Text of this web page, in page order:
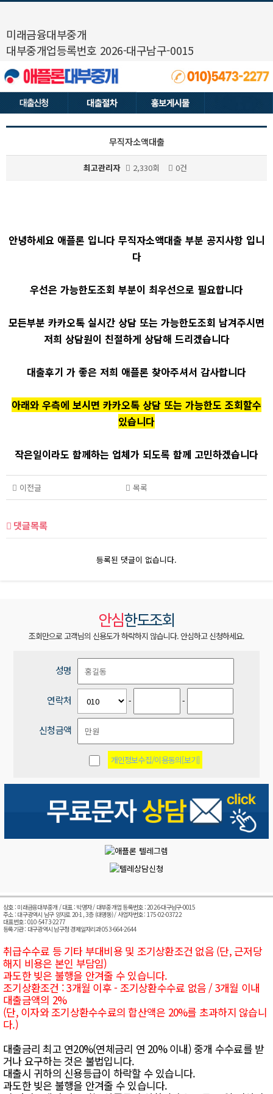
미래금융대부중개
대부중개업등록번호 2026-대구남구-0015
무직자소액대출
최고관리자 2,330회 0건
안녕하세요 애플론 입니다 무직자소액대출 부분 공지사항 입니
다
우선은 가능한도조회 부분이 최우선으로 필요합니다
모든부분 카카오톡 실시간 상담 또는 가능한도조회 남겨주시면
저희 상담원이 친절하게 상담해 드리겠습니다
대출후기 가 좋은 저희 애플론 찾아주셔서 감사합니다
아래와 우측에 보시면 카카오톡 상담 또는 가능한도 조회할수
있습니다
작은일이라도 함께하는 업체가 되도록 함께 고민하겠습니다
이전글 목록
댓글목록
등록된 댓글이 없습니다.
안심한도조회
조회만으로 고객님의 신용도가 하락하지 않습니다. 안심하고 신청하세요.
성명
연락처 - -
신청금액
개인정보수집/이용동의[보기]
상호 : 미래금융대부중개 / 대표 : 박명자 / 대부중개업 등록번호 : 2026-대구남구-0015
주소 : 대구광역시 남구 양지로 20-1, 3층 (대명동) / 사업자번호 : 175-02-03722
대표번호 : 010-5473-2277
등록기관 : 대구광역시 남구청 경제일자리과 053-664-2644
취급수수료 등 기타 부대비용 및 조기상환조건 없음 (단, 근저당
해지 비용은 본인 부담임)
과도한 빚은 불행을 안겨줄 수 있습니다.
조기상환조건 : 3개월 이후 - 조기상환수수료 없음 / 3개월 이내
대출금액의 2%
(단, 이자와 조기상환수수료의 합산액은 20%를 초과하지 않습니
다.)
대출금리 최고 연20%(연체금리 연 20% 이내) 중개 수수료를 받
거나 요구하는 것은 불법입니다.
대출시 귀하의 신용등급이 하락할 수 있습니다.
과도한 빚은 불행을 안겨줄 수 있습니다.